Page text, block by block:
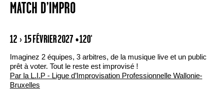
MATCH D’IMPRO
12 › 15 FÉVRIER 2027 • 120'
Imaginez 2 équipes, 3 arbitres, de la musique live et un public
prêt à voter. Tout le reste est improvisé !
Par la L.I.P - Ligue d’Improvisation Professionnelle Wallonie-
Bruxelles